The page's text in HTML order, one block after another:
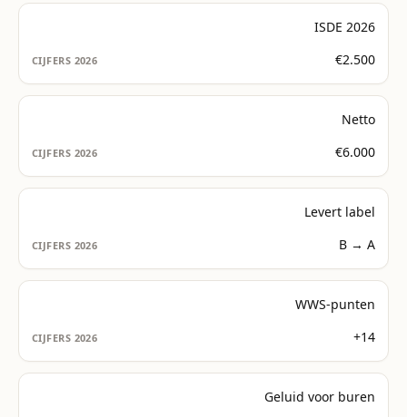
ISDE 2026
€2.500
Netto
€6.000
Levert label
B → A
WWS-punten
+14
Geluid voor buren